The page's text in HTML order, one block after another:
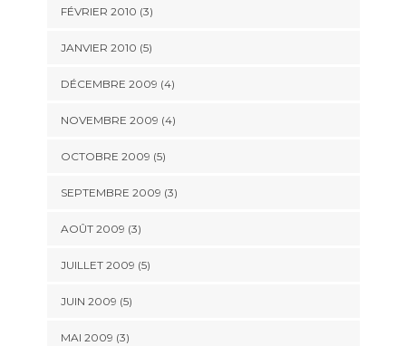
FÉVRIER 2010 (3)
JANVIER 2010 (5)
DÉCEMBRE 2009 (4)
NOVEMBRE 2009 (4)
OCTOBRE 2009 (5)
SEPTEMBRE 2009 (3)
AOÛT 2009 (3)
JUILLET 2009 (5)
JUIN 2009 (5)
MAI 2009 (3)